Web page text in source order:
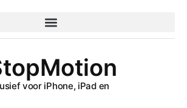
voor iPhone, iPad en